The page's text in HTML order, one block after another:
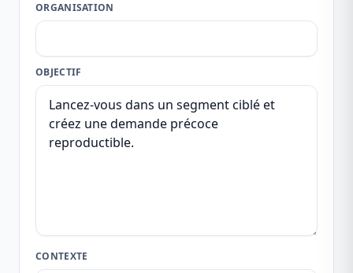
ORGANISATION
OBJECTIF
CONTEXTE